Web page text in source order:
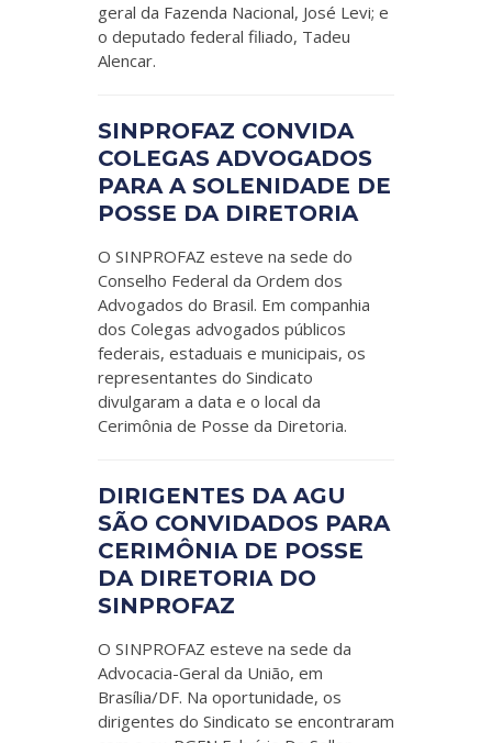
geral da Fazenda Nacional, José Levi; e
o deputado federal filiado, Tadeu
Alencar.
SINPROFAZ CONVIDA
COLEGAS ADVOGADOS
PARA A SOLENIDADE DE
POSSE DA DIRETORIA
O SINPROFAZ esteve na sede do
Conselho Federal da Ordem dos
Advogados do Brasil. Em companhia
dos Colegas advogados públicos
federais, estaduais e municipais, os
representantes do Sindicato
divulgaram a data e o local da
Cerimônia de Posse da Diretoria.
DIRIGENTES DA AGU
SÃO CONVIDADOS PARA
CERIMÔNIA DE POSSE
DA DIRETORIA DO
SINPROFAZ
O SINPROFAZ esteve na sede da
Advocacia-Geral da União, em
Brasília/DF. Na oportunidade, os
dirigentes do Sindicato se encontraram